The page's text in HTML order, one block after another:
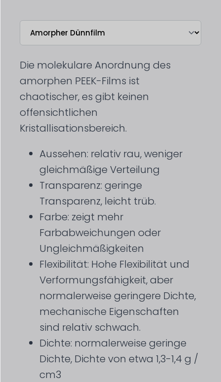
Die molekulare Anordnung des
amorphen PEEK-Films ist
chaotischer, es gibt keinen
offensichtlichen
Kristallisationsbereich.
Aussehen: relativ rau, weniger
gleichmäßige Verteilung
Transparenz: geringe
Transparenz, leicht trüb.
Farbe: zeigt mehr
Farbabweichungen oder
Ungleichmäßigkeiten
Flexibilität: Hohe Flexibilität und
Verformungsfähigkeit, aber
normalerweise geringere Dichte,
mechanische Eigenschaften
sind relativ schwach.
Dichte: normalerweise geringe
Dichte, Dichte von etwa 1,3-1,4 g /
cm3